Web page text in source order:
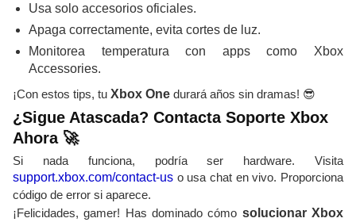
Usa solo accesorios oficiales.
Apaga correctamente, evita cortes de luz.
Monitorea temperatura con apps como Xbox
Accessories.
¡Con estos tips, tu Xbox One durará años sin dramas! 😎
¿Sigue Atascada? Contacta Soporte Xbox
Ahora 🚀
Si nada funciona, podría ser hardware. Visita
support.xbox.com/contact-us o usa chat en vivo. Proporciona
código de error si aparece.
¡Felicidades, gamer! Has dominado cómo solucionar Xbox